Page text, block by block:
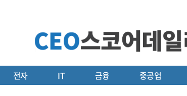
전자 IT 금융 중공업